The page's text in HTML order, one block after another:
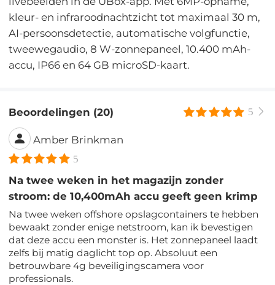
kleur- en infraroodnachtzicht tot maximaal 30 m,
AI-persoonsdetectie, automatische volgfunctie,
tweewegaudio, 8 W-zonnepaneel, 10.400 mAh-
accu, IP66 en 64 GB microSD-kaart.
Beoordelingen (20) 5
Amber Brinkman
5
Na twee weken in het magazijn zonder
stroom: de 10,400mAh accu geeft geen krimp
Na twee weken offshore opslagcontainers te hebben
bewaakt zonder enige netstroom, kan ik bevestigen
dat deze accu een monster is. Het zonnepaneel laadt
zelfs bij matig daglicht top op. Absoluut een
betrouwbare 4g beveiligingscamera voor
professionals.